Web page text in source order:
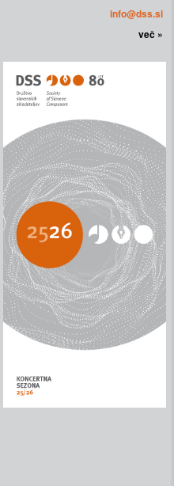
info@dss.si
več »